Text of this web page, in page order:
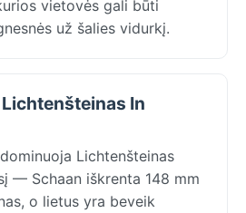
vietovės gali būti
už šalies vidurkį.
Lichtenšteinas In
Lichtenšteinas
— Schaan iškrenta 148 mm
o lietus yra beveik